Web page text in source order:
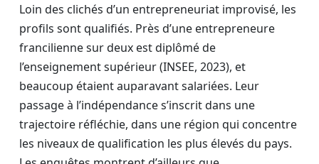
Loin des clichés d’un entrepreneuriat improvisé, les
profils sont qualifiés. Près d’une entrepreneure
francilienne sur deux est diplômé de
l’enseignement supérieur (INSEE, 2023), et
beaucoup étaient auparavant salariées. Leur
passage à l’indépendance s’inscrit dans une
trajectoire réfléchie, dans une région qui concentre
les niveaux de qualification les plus élevés du pays.